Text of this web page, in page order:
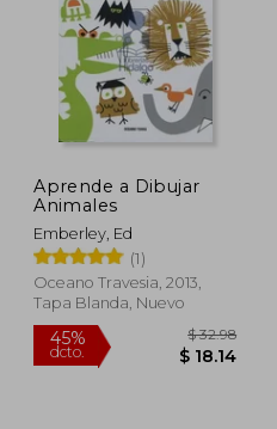
45%
dcto.
Aprende a Dibujar
Animales
Emberley, Ed
(1)
Oceano Travesia, 2013,
Tapa Blanda, Nuevo